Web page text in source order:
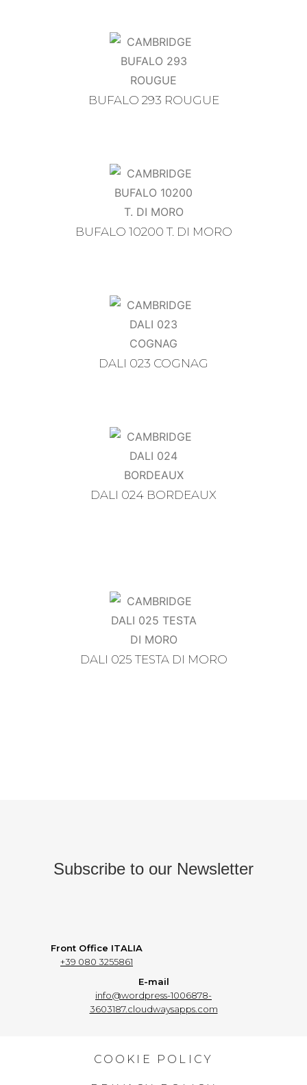
BUFALO 293 ROUGUE
BUFALO 10200 T. DI MORO
DALI 023 COGNAG
DALI 024 BORDEAUX
DALI 025 TESTA DI MORO
Subscribe to our Newsletter
Front Office ITALIA
+39 080 3255861
E-mail
info@wordpress-1006878-
3603187.cloudwaysapps.com
COOKIE POLICY